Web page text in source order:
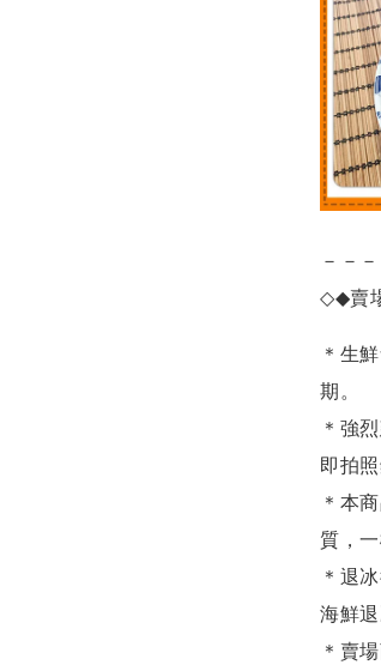
－－
◇◆賣
＊生
期。
＊強
即拍
＊本
質，
＊退
海鮮
＊賣